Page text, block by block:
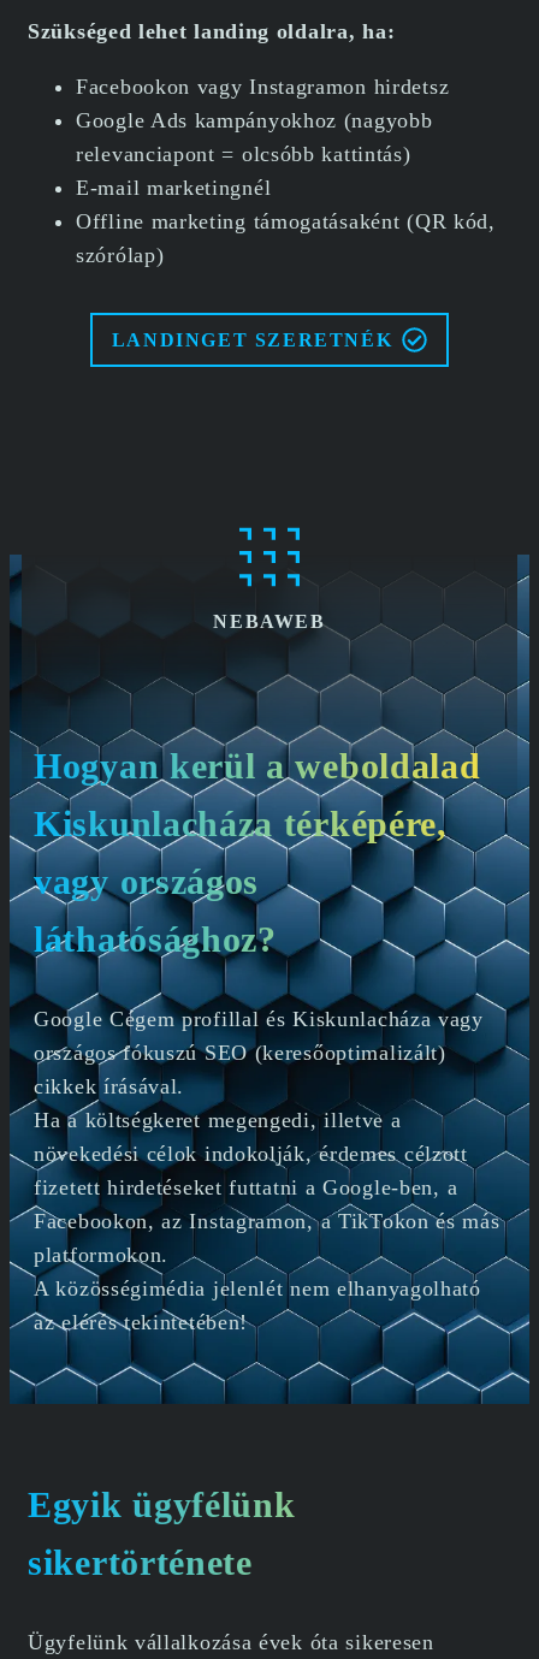
Szükséged lehet landing oldalra, ha:
Facebookon vagy Instagramon hirdetsz
Google Ads kampányokhoz (nagyobb
relevanciapont = olcsóbb kattintás)
E-mail marketingnél
Offline marketing támogatásaként (QR kód,
szórólap)
LANDINGET SZERETNÉK
NEBAWEB
Hogyan kerül a weboldalad
Kiskunlacháza térképére,
vagy országos
láthatósághoz?
Google Cégem profillal és Kiskunlacháza vagy
országos fókuszú SEO (keresőoptimalizált)
cikkek írásával.
Ha a költségkeret megengedi, illetve a
növekedési célok indokolják, érdemes célzott
fizetett hirdetéseket futtatni a Google-ben, a
Facebookon, az Instagramon, a TikTokon és más
platformokon.
A közösségimédia jelenlét nem elhanyagolható
az elérés tekintetében!
Egyik ügyfélünk
sikertörténete
Ügyfelünk vállalkozása évek óta sikeresen